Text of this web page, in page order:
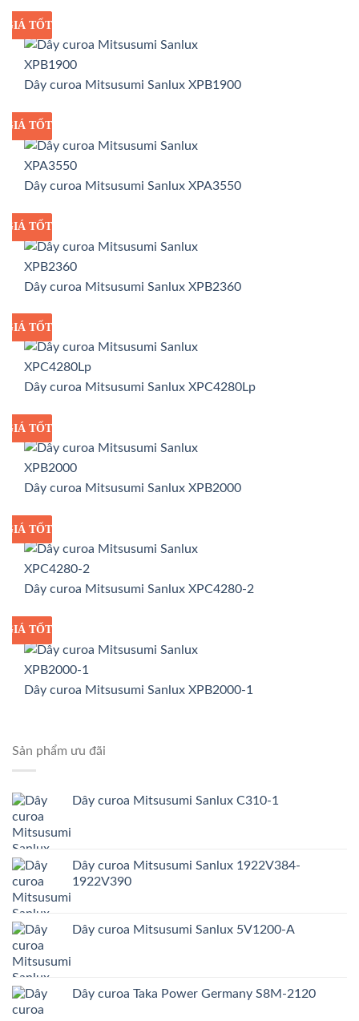
GIÁ SỈ
GIÁ TỐT
Dây curoa Mitsusumi Sanlux XPB1900
GIÁ SỈ
GIÁ TỐT
Dây curoa Mitsusumi Sanlux XPA3550
GIÁ SỈ
GIÁ TỐT
Dây curoa Mitsusumi Sanlux XPB2360
GIÁ SỈ
GIÁ TỐT
Dây curoa Mitsusumi Sanlux XPC4280Lp
GIÁ SỈ
GIÁ TỐT
Dây curoa Mitsusumi Sanlux XPB2000
GIÁ SỈ
GIÁ TỐT
Dây curoa Mitsusumi Sanlux XPC4280-2
GIÁ SỈ
GIÁ TỐT
Dây curoa Mitsusumi Sanlux XPB2000-1
Sản phẩm ưu đãi
Dây curoa Mitsusumi Sanlux C310-1
Dây curoa Mitsusumi Sanlux 1922V384-
1922V390
Dây curoa Mitsusumi Sanlux 5V1200-A
Dây curoa Taka Power Germany S8M-2120